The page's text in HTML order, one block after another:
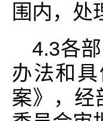
围内，处
4.3各
办法和
案》，经